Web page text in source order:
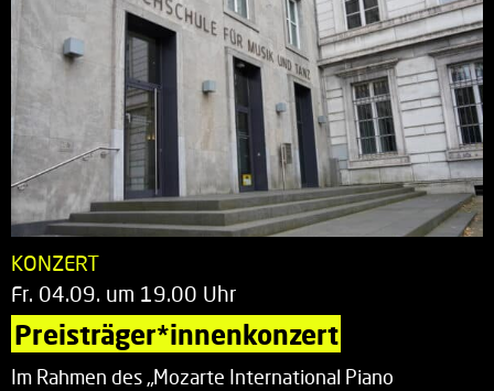
KONZERT
Fr. 04.09. um 19.00 Uhr
Preisträger*innenkonzert
Im Rahmen des „Mozarte International Piano